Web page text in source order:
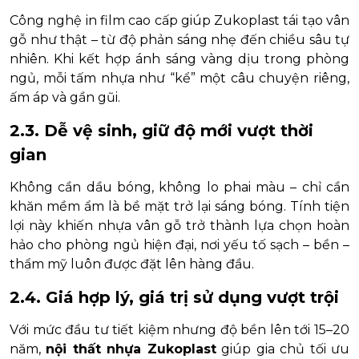
Công nghệ in film cao cấp giúp Zukoplast tái tạo vân
gỗ như thật – từ độ phản sáng nhẹ đến chiều sâu tự
nhiên. Khi kết hợp ánh sáng vàng dịu trong phòng
ngủ, mỗi tấm nhựa như “kể” một câu chuyện riêng,
ấm áp và gần gũi.
2.3. Dễ vệ sinh, giữ độ mới vượt thời
gian
Không cần dầu bóng, không lo phai màu – chỉ cần
khăn mềm ẩm là bề mặt trở lại sáng bóng. Tính tiện
lợi này khiến nhựa vân gỗ trở thành lựa chọn hoàn
hảo cho phòng ngủ hiện đại, nơi yếu tố sạch – bền –
thẩm mỹ luôn được đặt lên hàng đầu.
2.4. Giá hợp lý, giá trị sử dụng vượt trội
Với mức đầu tư tiết kiệm nhưng độ bền lên tới 15–20
năm, nội thất nhựa Zukoplastgiúp gia chủ tối ưu